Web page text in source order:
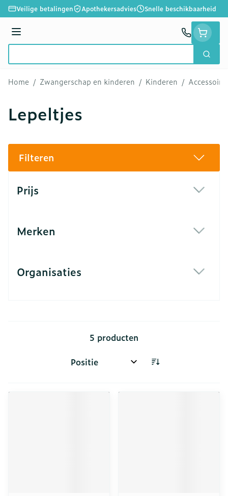
Ga naar de inhoud
Veilige betalingen Apothekersadvies Snelle beschikbaarheid
Menu
Zoek
Home / Zwangerschap en kinderen / Kinderen /
Lepeltjes
Filteren
Prijs
Merken
Organisaties
5 producten
Sorteer op: